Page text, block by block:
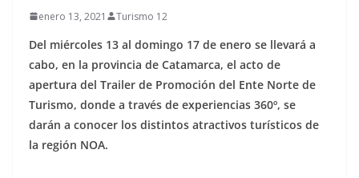
enero 13, 2021 Turismo 12
Del miércoles 13 al domingo 17 de enero se llevará a
cabo, en la provincia de Catamarca, el acto de
apertura del Trailer de Promoción del Ente Norte de
Turismo, donde a través de experiencias 360º, se
darán a conocer los distintos atractivos turísticos de
la región NOA.